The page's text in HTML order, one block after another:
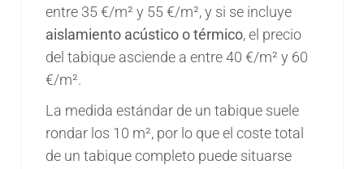
entre 35 €/m² y 55 €/m², y si se incluye
aislamiento acústico o térmico, el precio
del tabique asciende a entre 40 €/m² y 60
€/m².
La medida estándar de un tabique suele
rondar los 10 m², por lo que el coste total
de un tabique completo puede situarse